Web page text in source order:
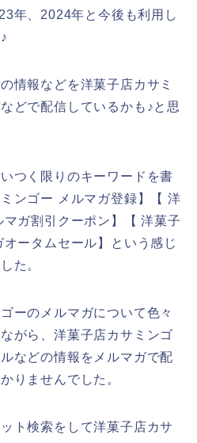
年、2024年と今後も利用し
情報などを洋菓子店カサミ
どで配信しているかも♪と思
つく限りのキーワードを書
ンゴー メルマガ登録】【 洋
ガ割引クーポン】【 洋菓子
ータムセール】という感じ
た。
ーのメルマガについて色々
がら、洋菓子店カサミンゴ
などの情報をメルマガで配
りませんでした。
ト検索をして洋菓子店カサ